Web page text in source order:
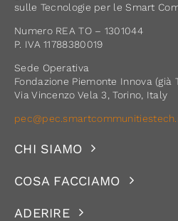
sulle Tecnologie per le Smart
Numero REA TO – 1301044
P. IVA 11788380019
Sede Operativa
Fondazione Piemonte Innova (già
Via Vincenzo Vela 3, Torino, Italy
CHI SIAMO
COSA FACCIAMO
ADERIRE